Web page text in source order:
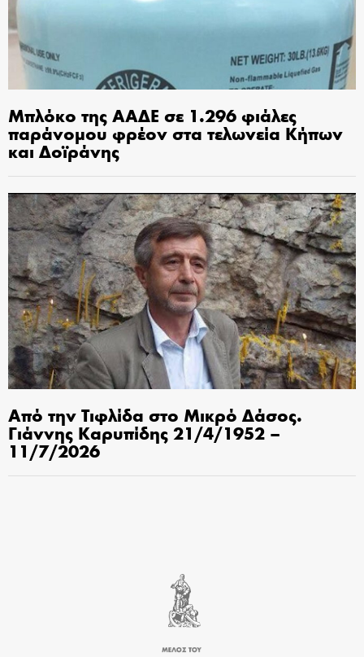
Μπλόκο της ΑΑΔΕ σε 1.296 φιάλες
παράνομου φρέον στα τελωνεία Κήπων
και Δοϊράνης
Από την Τιφλίδα στο Μικρό Δάσος.
Γιάννης Καρυπίδης 21/4/1952 –
11/7/2026